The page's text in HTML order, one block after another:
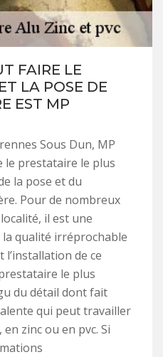
FAIRE LE
LA POSE DE
EST MP
Sous Dun, MP
le prestataire le plus
la pose et du
Pour de nombreux
il est une
qualité irréprochable
de ce
le plus
du détail dont fait
qui peut travailler
zinc ou en pvc. Si